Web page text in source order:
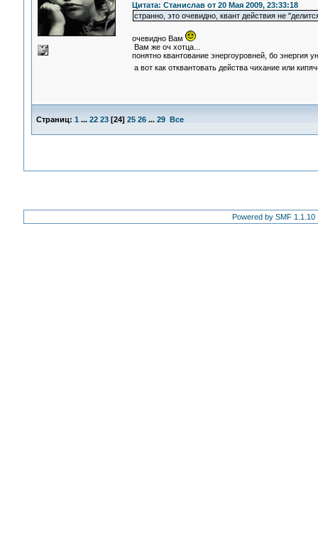
Цитата: Станислав от 20 Мая 2009, 23:33:18
странно, это очевидно, квант действия не
очевидно Вам
Вам же оч хотца...
понятно квантование энергоуровней, бо энергия
а вот как отквантовать действа чихание или
Страниц: 1 ... 22 23[24] 25 26 ... 29 Все
Powered by SMF 1.1.10